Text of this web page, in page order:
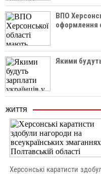
ВПО
оформлення
Якими
ЖИТТЯ
Херсонські каратисти